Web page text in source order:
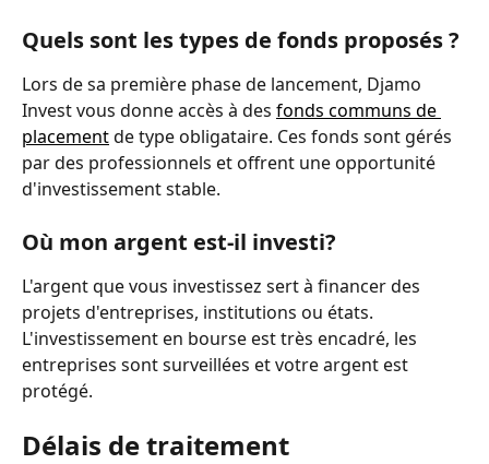
Quels sont les types de fonds proposés ?
Lors de sa première phase de lancement, Djamo
Invest vous donne accès à des fonds communs de
placement de type obligataire. Ces fonds sont gérés
par des professionnels et offrent une opportunité
d'investissement stable.
Où mon argent est-il investi?
L'argent que vous investissez sert à financer des
projets d'entreprises, institutions ou états.
L'investissement en bourse est très encadré, les
entreprises sont surveillées et votre argent est
protégé.
Délais de traitement